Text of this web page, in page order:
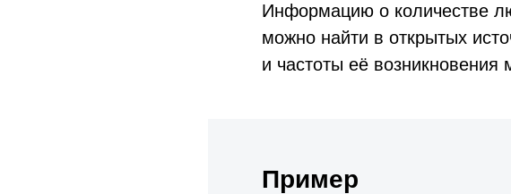
Информацию о количестве
можно найти в открытых
и частоты её возникновения
Пример